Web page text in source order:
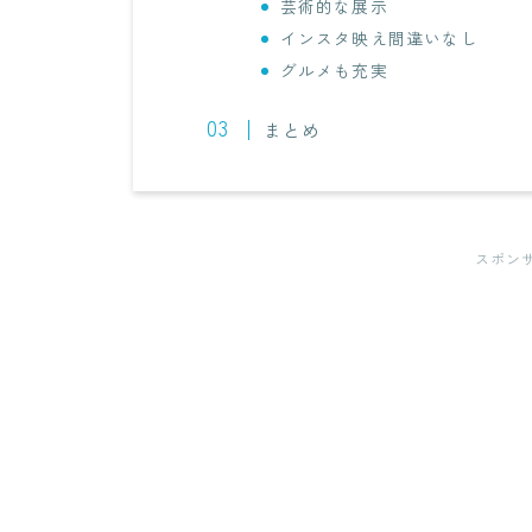
芸術的な展示
インスタ映え間違いなし
グルメも充実
まとめ
スポン